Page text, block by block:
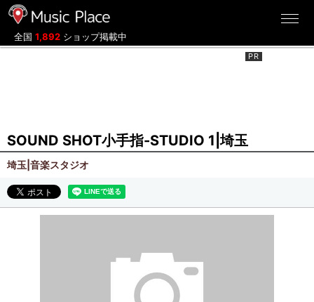
全国 1,892 ショップ掲載中
SOUND SHOT小手指-STUDIO 1|埼玉
埼玉|音楽スタジオ